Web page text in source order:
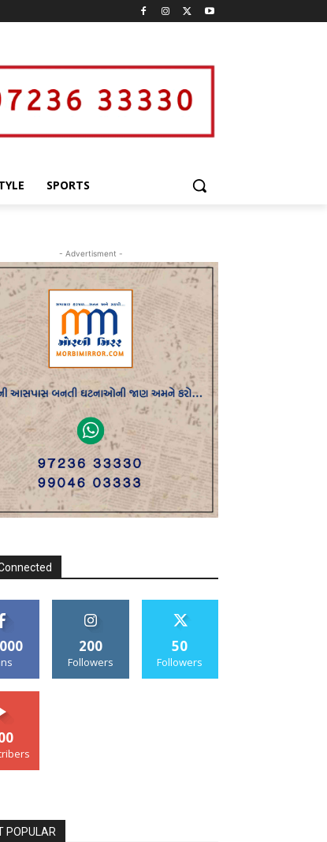
SPORTS
- Advertisment -
200
Followers
50
Followers
POPULAR